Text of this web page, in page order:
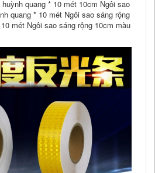
quang * 10 mét 10cm Ngôi sao
quang * 10 mét Ngôi sao sáng rộng
mét Ngôi sao sáng rộng 10cm màu